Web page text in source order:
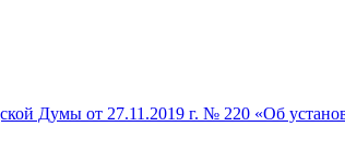
Думы от 27.11.2019 г. № 220 «Об